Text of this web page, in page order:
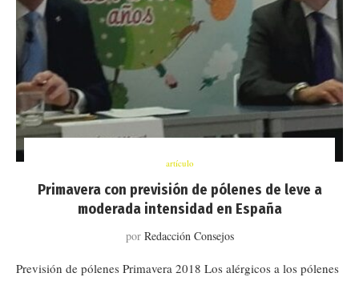
artículo
Primavera con previsión de pólenes de leve a
moderada intensidad en España
por Redacción Consejos
Previsión de pólenes Primavera 2018 Los alérgicos a los pólenes